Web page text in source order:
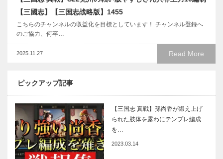
【三國志】【三国志战略版】1455
こちらのチャンネルの収益化を目標としています！ チャンネル登録へ
のご協力、何卒…
Read More
2025.11.27
ピックアップ記事
【三国志 真戦】孫尚香が鍛え上げ
られた肢体を露わにテンプレ編成
を…
2023.03.14